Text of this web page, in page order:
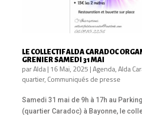
LE COLLECTIF ALDA CARADOC
GRENIER SAMEDI 31 MAI
parAlda| 16 Mai, 2025 |Agenda,Alda
quartier, Communiqués de presse
Samedi 31 mai de 9h à 17h au
(quartier Caradoc) à Bayonne, le